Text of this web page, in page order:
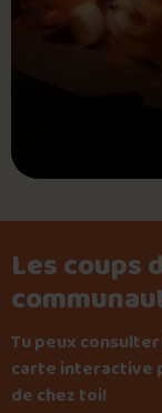
Les coups
Tu peux
carte interactive
de chez toi!